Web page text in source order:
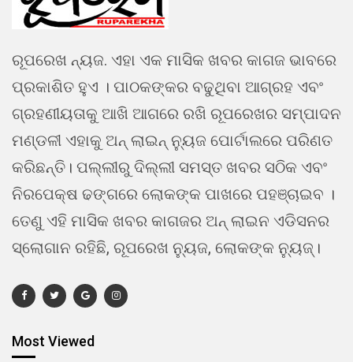
ରୂପରେଖ ନ୍ୟଜ. ଏହା ଏକ ମାସିକ ଖବର କାଗଜ ଭାବରେ
ପ୍ରକାଶିତ ହୁଏ । ପାଠକଙ୍କର ବଢୁଥିବା ଆଗ୍ରହ ଏବଂ
ଗ୍ରହଣୀୟତାକୁ ଆଖି ଆଗରେ ରଖି ରୂପରେଖର ସମ୍ପାଦନ
ମଣ୍ଡଳୀ ଏହାକୁ ଅନ୍ ଲାଇନ୍ ନ୍ୟୁଜ ପୋର୍ଟାଲରେ ପରିଣତ
କରିଛନ୍ତି। ପଲ୍ଲୀରୁ ଦିଲ୍ଲୀ ସମସ୍ତ ଖବର ସଠିକ ଏବଂ
ନିରପେକ୍ଷ ଢଙ୍ଗରେ ଲୋକଙ୍କ ପାଖରେ ପହଞ୍ଚାଇବ ।
ତେଣୁ ଏହି ମାସିକ ଖବର କାଗଜର ଅନ୍ ଲାଇନ ଏଡିସନର
ସ୍ଲୋଗାନ ରହିଛି, ରୂପରେଖ ନ୍ୟୁଜ, ଲୋକଙ୍କ ନ୍ୟୁଜ୍।
Most Viewed